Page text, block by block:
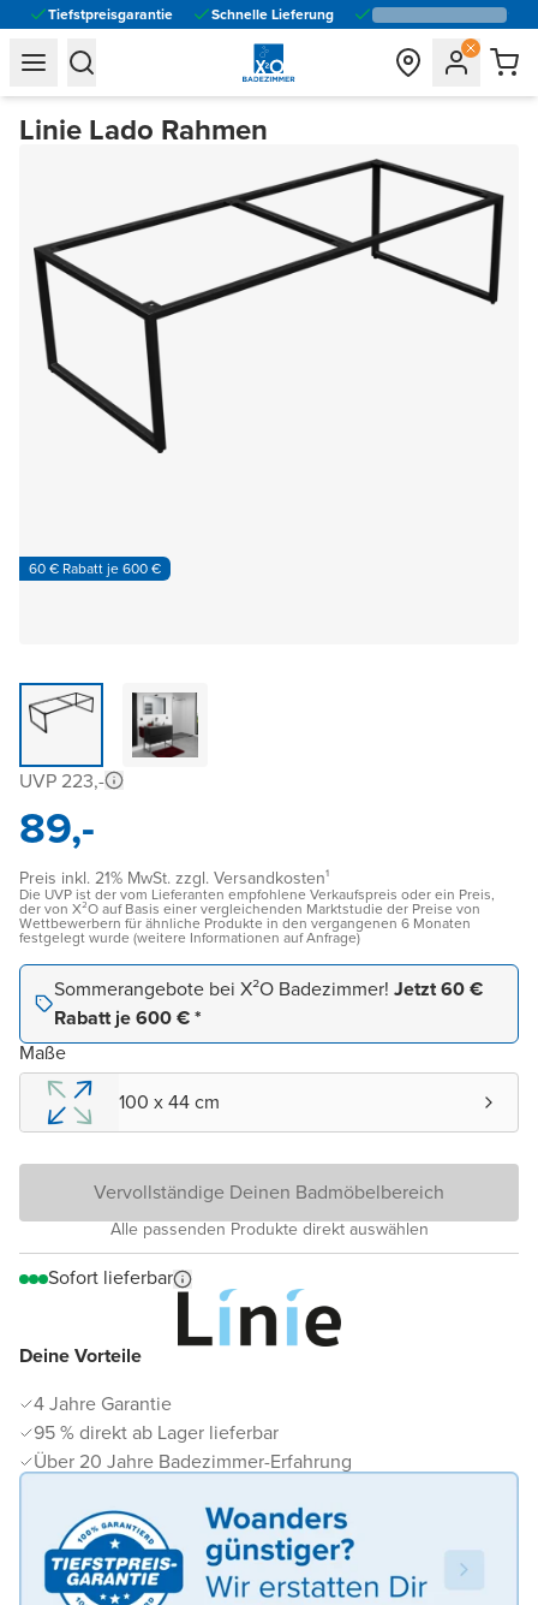
Tiefstpreisgarantie Schnelle Lieferung
general.navigation.toggle_menu.label
general.navigation.toggle_menu.label
Linie Lado Rahmen
60 € Rabatt je 600 €
Deine Vorteile
4 Jahre Garantie
95 % direkt ab Lager lieferbar
Über 20 Jahre Badezimmer-Erfahrung
UVP 223,-
89,-
Preis inkl. 21% MwSt. zzgl. Versandkosten¹
Die UVP ist der vom Lieferanten empfohlene Verkaufspreis oder ein Preis,
der von X²O auf Basis einer vergleichenden Marktstudie der Preise von
Wettbewerbern für ähnliche Produkte in den vergangenen 6 Monaten
festgelegt wurde (weitere Informationen auf Anfrage)
Sommerangebote bei X²O Badezimmer! Jetzt 60 €
Rabatt je 600 € *
Maße
100 x 44 cm
Vervollständige Deinen Badmöbelbereich
Alle passenden Produkte direkt auswählen
Sofort lieferbar